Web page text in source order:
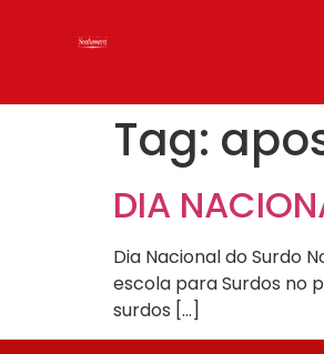
Tag:
DIA
Dia Nacional do Surdo
escola para Surdos no
surdos […]